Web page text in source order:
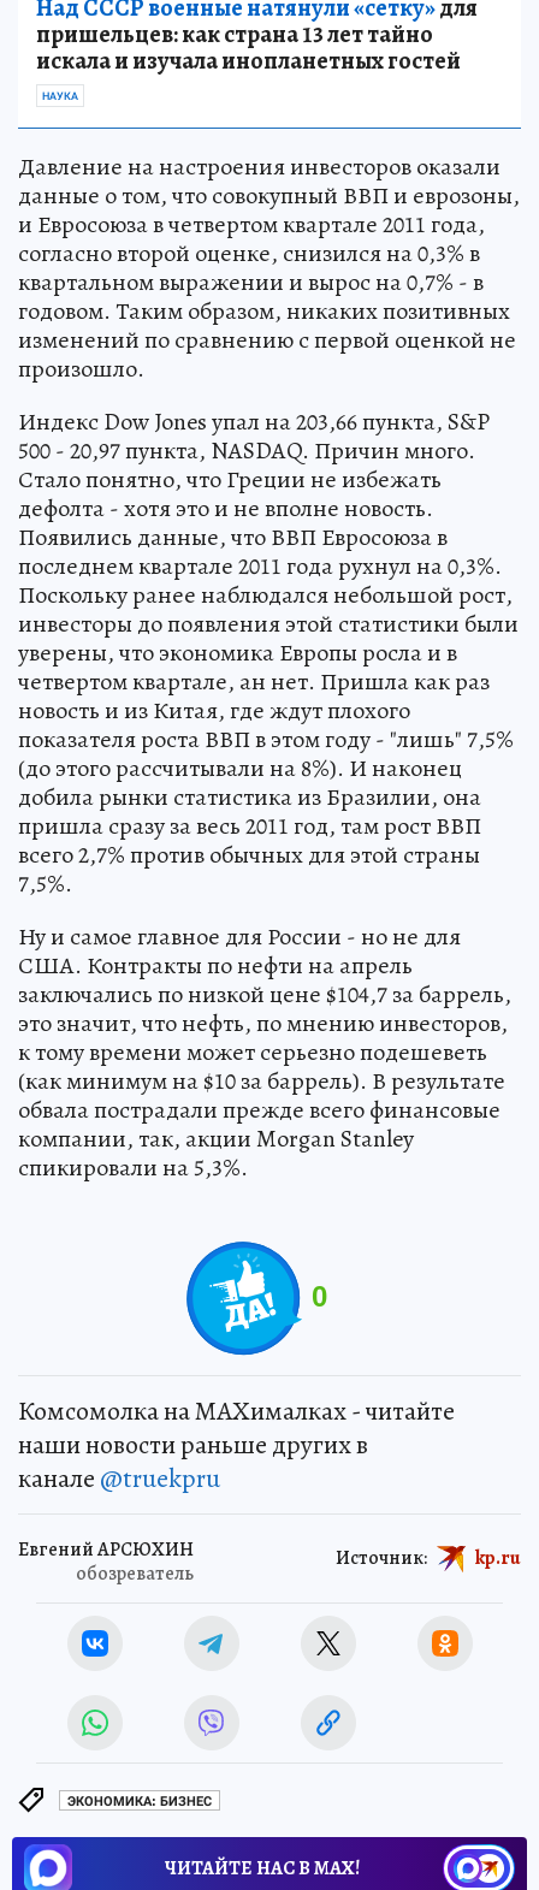
Над СССР военные натянули «сетку»для
пришельцев: как страна 13 лет тайно
искала и изучала инопланетных гостей
НАУКА
Давление на настроения инвесторов оказали
данные о том, что совокупный ВВП и еврозоны,
и Евросоюза в четвертом квартале 2011 года,
согласно второй оценке, снизился на 0,3% в
квартальном выражении и вырос на 0,7% - в
годовом. Таким образом, никаких позитивных
изменений по сравнению с первой оценкой не
произошло.
Индекс Dow Jones упал на 203,66 пункта, S&P
500 - 20,97 пункта, NASDAQ. Причин много.
Стало понятно, что Греции не избежать
дефолта - хотя это и не вполне новость.
Появились данные, что ВВП Евросоюза в
последнем квартале 2011 года рухнул на 0,3%.
Поскольку ранее наблюдался небольшой рост,
инвесторы до появления этой статистики были
уверены, что экономика Европы росла и в
четвертом квартале, ан нет. Пришла как раз
новость и из Китая, где ждут плохого
показателя роста ВВП в этом году - "лишь" 7,5%
(до этого рассчитывали на 8%). И наконец
добила рынки статистика из Бразилии, она
пришла сразу за весь 2011 год, там рост ВВП
всего 2,7% против обычных для этой страны
7,5%.
Ну и самое главное для России - но не для
США. Контракты по нефти на апрель
заключались по низкой цене $104,7 за баррель,
это значит, что нефть, по мнению инвесторов,
к тому времени может серьезно подешеветь
(как минимум на $10 за баррель). В результате
обвала пострадали прежде всего финансовые
компании, так, акции Morgan Stanley
спикировали на 5,3%.
0
Комсомолка на MAXималках - читайте
наши новости раньше других в
канале @truekpru
Евгений АРСЮХИН
обозреватель
Источник: kp.ru
ЭКОНОМИКА: БИЗНЕС
ЧИТАЙТЕ НАС В МАХ!